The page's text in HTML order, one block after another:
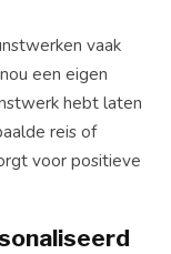
vaak
een eigen
hebt laten
reis of
voor positieve